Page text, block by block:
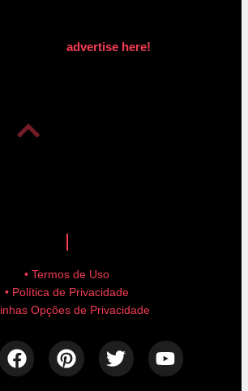
advertise here!
• Termos de Uso
• Política de Privacidade
Opções de Privacidade